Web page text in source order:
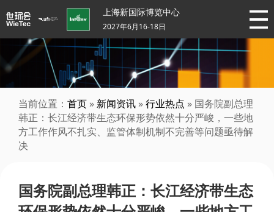
上海新国际博览中心
2027年6月16-18日
当前位置： 首页 » 新闻资讯 »行业热点 » 国务院副总理
韩正：长江经济带生态环保形势依然十分严峻，一些地
方工作作风不扎实、监管体制机制不完善等问题亟待解
决
国务院副总理韩正：长江经济带生态